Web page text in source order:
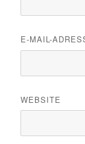
E-MAIL-
WEBSITE